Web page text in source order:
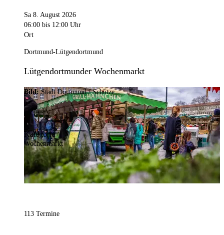
Sa 8. August 2026
06:00 bis 12:00 Uhr
Ort
Dortmund-Lütgendortmund
Lütgendortmunder Wochenmarkt
Bild:Stadt Dortmund / Schütze
Kategorie
Wochenmarkt
113 Termine